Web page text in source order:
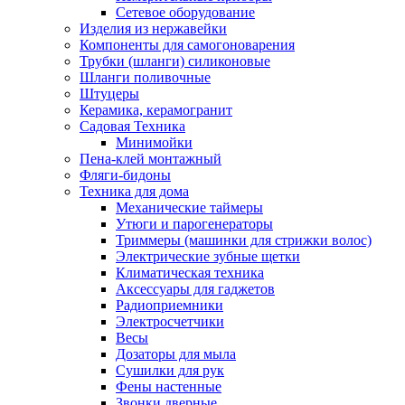
Сетевое оборудование
Изделия из нержавейки
Компоненты для самогоноварения
Трубки (шланги) силиконовые
Шланги поливочные
Штуцеры
Керамика, керамогранит
Садовая Техника
Минимойки
Пена-клей монтажный
Фляги-бидоны
Техника для дома
Механические таймеры
Утюги и парогенераторы
Триммеры (машинки для стрижки волос)
Электрические зубные щетки
Климатическая техника
Аксессуары для гаджетов
Радиоприемники
Электросчетчики
Весы
Дозаторы для мыла
Сушилки для рук
Фены настенные